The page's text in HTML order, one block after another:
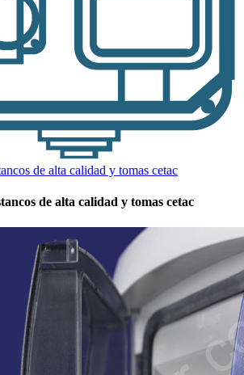
de alta calidad y tomas cetac
de alta calidad y tomas cetac